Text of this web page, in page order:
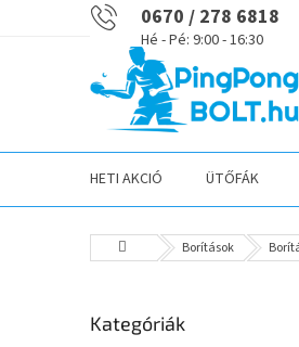
0670 / 278 6818
HETI AKCIÓ ÜTŐFÁK
KezdőlapBorítások
lKategóriák
Kategóriák